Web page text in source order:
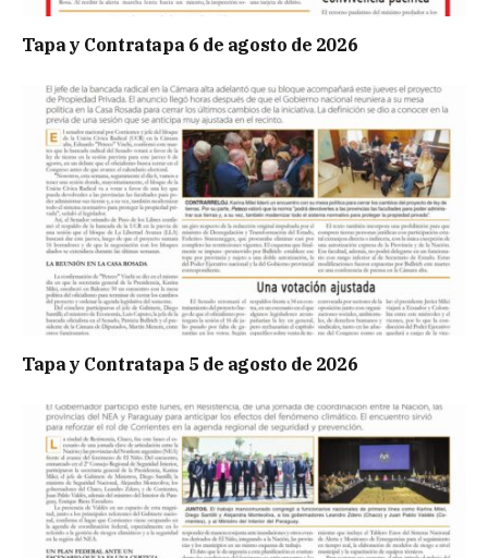
Tapa y Contratapa 6 de agosto de 2026
Tapa y Contratapa 5 de agosto de 2026